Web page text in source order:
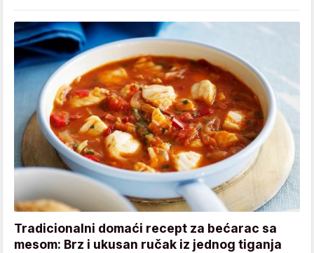
Tradicionalni domaći recept za bećarac sa
mesom: Brz i ukusan ručak iz jednog tiganja